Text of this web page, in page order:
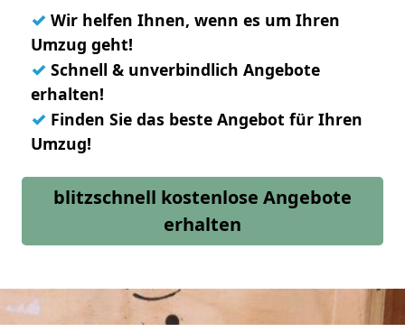
✓ Wir helfen Ihnen, wenn es um Ihren
Umzug geht!
✓ Schnell & unverbindlich Angebote
erhalten!
✓ Finden Sie das beste Angebot für Ihren
Umzug!
blitzschnell kostenlose Angebote
erhalten